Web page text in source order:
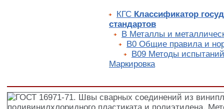
КГС Классификатор
стандартов
В Металлы и
В0 Общие правила и
В09 Методы
Маркировка